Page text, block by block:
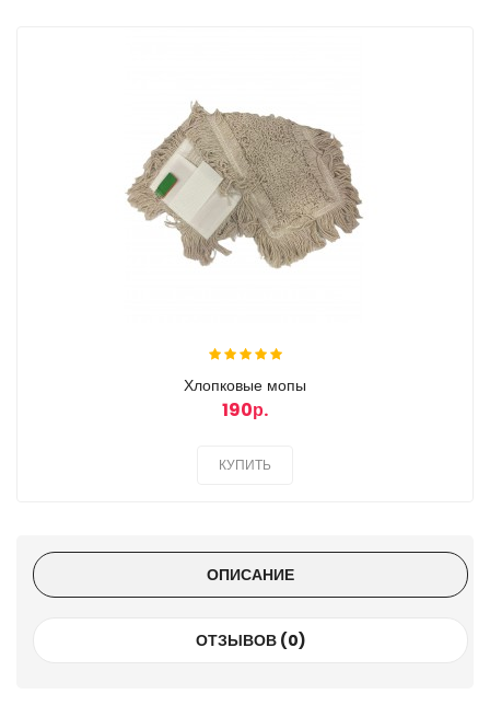
Хлопковые мопы
190р.
КУПИТЬ
ОПИСАНИЕ
ОТЗЫВОВ (0)